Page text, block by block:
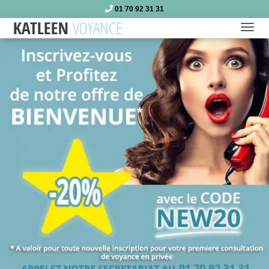
01 70 92 31 31